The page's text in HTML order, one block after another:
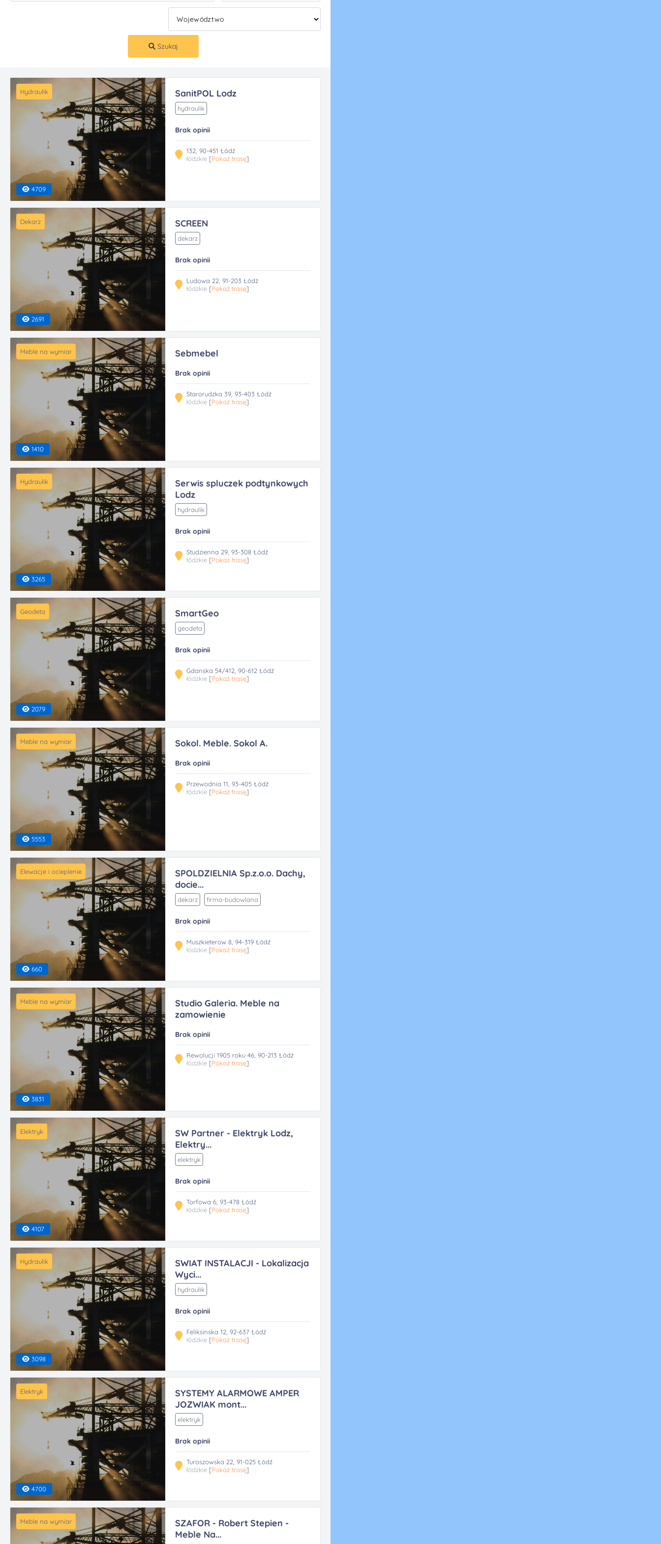
Szukaj
Hydraulik
4709
SanitPOL Lodz
hydraulik
Brak opinii
132, 90-451 Łódź
łódzkie [Pokaż trasę]
Dekarz
2691
SCREEN
dekarz
Brak opinii
Ludowa 22, 91-203 Łódź
łódzkie [Pokaż trasę]
Meble na wymiar
1410
Sebmebel
Brak opinii
Starorudzka 39, 93-403 Łódź
łódzkie [Pokaż trasę]
Hydraulik
3265
Serwis spluczek podtynkowych
Lodz
hydraulik
Brak opinii
Studzienna 29, 93-308 Łódź
łódzkie [Pokaż trasę]
Geodeta
2079
SmartGeo
geodeta
Brak opinii
Gdanska 54/412, 90-612 Łódź
łódzkie [Pokaż trasę]
Meble na wymiar
5553
Sokol. Meble. Sokol A.
Brak opinii
Przewodnia 11, 93-405 Łódź
łódzkie [Pokaż trasę]
Elewacje i ocieplenie
660
SPOLDZIELNIA Sp.z.o.o. Dachy,
docie...
dekarz firma-budowlana
Brak opinii
Muszkieterow 8, 94-319 Łódź
łódzkie [Pokaż trasę]
Meble na wymiar
3831
Studio Galeria. Meble na
zamowienie
Brak opinii
Rewolucji 1905 roku 46, 90-213 Łódź
łódzkie [Pokaż trasę]
Elektryk
4107
SW Partner - Elektryk Lodz,
Elektry...
elektryk
Brak opinii
Torfowa 6, 93-478 Łódź
łódzkie [Pokaż trasę]
Hydraulik
3098
SWIAT INSTALACJI - Lokalizacja
Wyci...
hydraulik
Brak opinii
Feliksinska 12, 92-637 Łódź
łódzkie [Pokaż trasę]
Elektryk
4700
SYSTEMY ALARMOWE AMPER
JOZWIAK mont...
elektryk
Brak opinii
Turoszowska 22, 91-025 Łódź
łódzkie [Pokaż trasę]
Meble na wymiar
SZAFOR - Robert Stepien -
Meble Na...